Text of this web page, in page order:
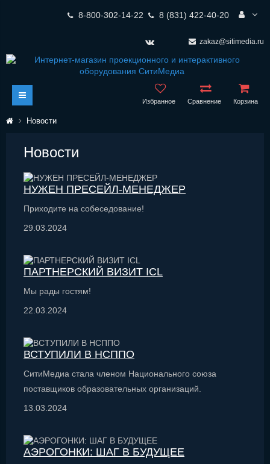
8 (831) 422-40-20
8-800-302-14-22
zakaz@sitimedia.ru
Корзина
Сравнение
Избранное
Новости
Новости
НУЖЕН ПРЕСЕЙЛ-МЕНЕДЖЕР
Приходите на собеседование!
29.03.2024
ПАРТНЕРСКИЙ ВИЗИТ ICL
Мы рады гостям!
22.03.2024
ВСТУПИЛИ В НСППО
СитиМедиа стала членом Национального союза
поставщиков образовательных организаций.
13.03.2024
АЭРОГОНКИ: ШАГ В БУДУЩЕЕ